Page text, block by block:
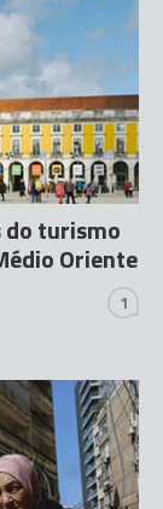
turismo
Oriente
1